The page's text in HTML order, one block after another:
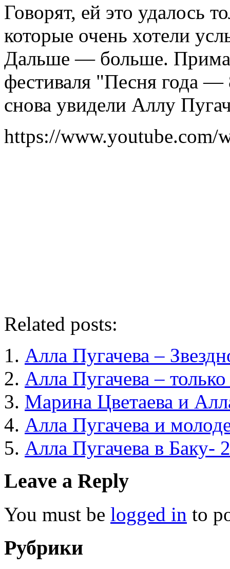
Говорят, ей это удалось
которые очень хотели
Дальше — больше.
фестиваля "Песня года
снова увидели Аллу
https://www.youtube.com/
Related posts:
Алла Пугачева –
Алла Пугачева –
Марина Цветаева и
Алла Пугачева и
Алла Пугачева в Баку-
Leave a Reply
You must be logged in to
Рубрики